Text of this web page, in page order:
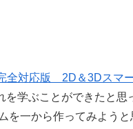
全対応版 2D＆3Dスマ
学ぶことができたと思
を一から作ってみよう